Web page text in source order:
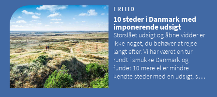
hvilke kirker, der er en omvej værd
FRITID
10 steder i Danmark med
imponerende udsigt
Storslået udsigt og åbne vidder er
ikke noget, du behøver at rejse
langt efter. Vi har været en tur
rundt i smukke Danmark og
fundet 10 mere eller mindre
kendte steder med en udsigt, som